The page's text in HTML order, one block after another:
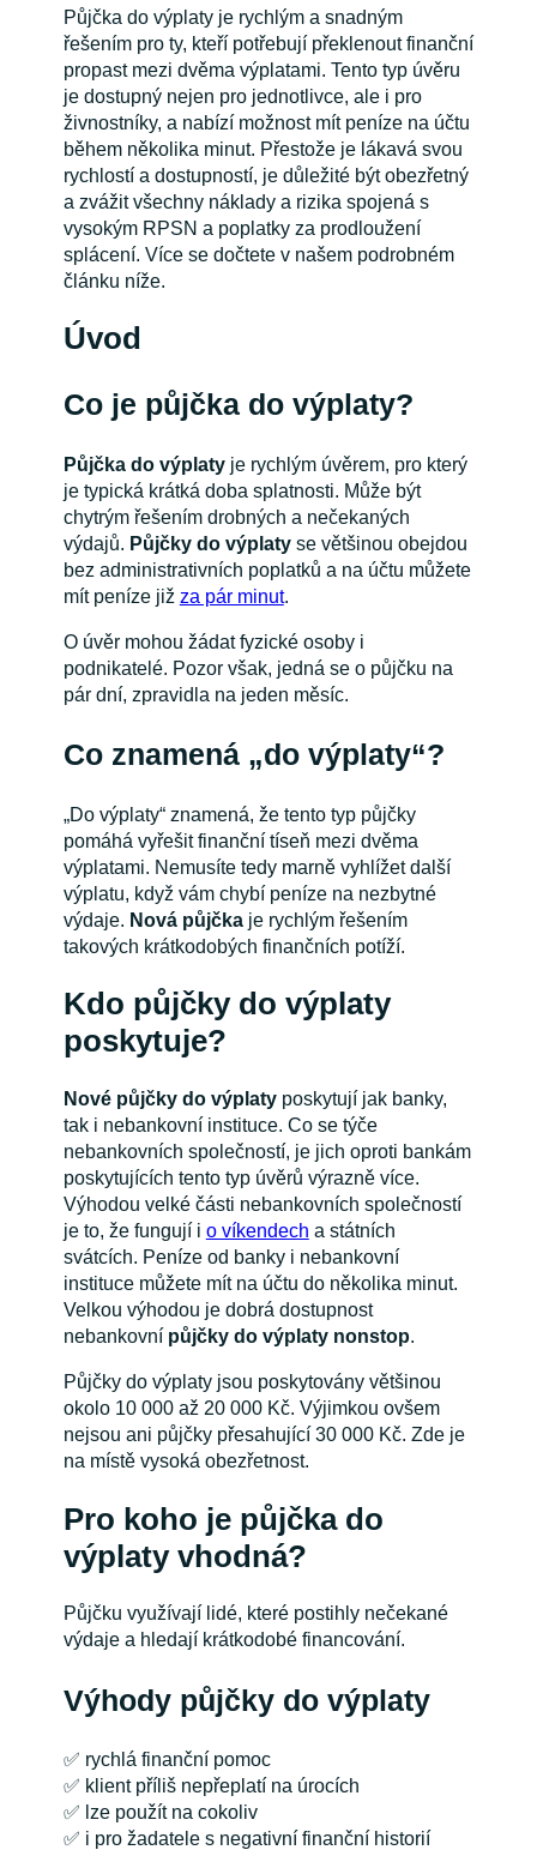
Půjčka do výplaty je rychlým a snadným
řešením pro ty, kteří potřebují překlenout finanční
propast mezi dvěma výplatami. Tento typ úvěru
je dostupný nejen pro jednotlivce, ale i pro
živnostníky, a nabízí možnost mít peníze na účtu
během několika minut. Přestože je lákavá svou
rychlostí a dostupností, je důležité být obezřetný
a zvážit všechny náklady a rizika spojená s
vysokým RPSN a poplatky za prodloužení
splácení. Více se dočtete v našem podrobném
článku níže.
Úvod
Co je půjčka do výplaty?
Půjčka do výplaty je rychlým úvěrem, pro který
je typická krátká doba splatnosti. Může být
chytrým řešením drobných a nečekaných
výdajů. Půjčky do výplatyse většinou obejdou
bez administrativních poplatků a na účtu můžete
mít peníze již za pár minut.
O úvěr mohou žádat fyzické osoby i
podnikatelé. Pozor však, jedná se o půjčku na
pár dní, zpravidla na jeden měsíc.
Co znamená „do výplaty“?
„Do výplaty“ znamená, že tento typ půjčky
pomáhá vyřešit finanční tíseň mezi dvěma
výplatami. Nemusíte tedy marně vyhlížet další
výplatu, když vám chybí peníze na nezbytné
výdaje. Nová půjčkaje rychlým řešením
takových krátkodobých finančních potíží.
Kdo půjčky do výplaty
poskytuje?
Nové půjčky do výplatyposkytují jak banky,
tak i nebankovní instituce. Co se týče
nebankovních společností, je jich oproti bankám
poskytujících tento typ úvěrů výrazně více.
Výhodou velké části nebankovních společností
je to, že fungují i o víkendech a státních
svátcích. Peníze od banky i nebankovní
instituce můžete mít na účtu do několika minut.
Velkou výhodou je dobrá dostupnost
nebankovní půjčky do výplaty nonstop.
Půjčky do výplaty jsou poskytovány většinou
okolo 10 000 až 20 000 Kč. Výjimkou ovšem
nejsou ani půjčky přesahující 30 000 Kč. Zde je
na místě vysoká obezřetnost.
Pro koho je půjčka do
výplaty vhodná?
Půjčku využívají lidé, které postihly nečekané
výdaje a hledají krátkodobé financování.
Výhody půjčky do výplaty
✅ rychlá finanční pomoc
✅ klient příliš nepřeplatí na úrocích
✅ lze použít na cokoliv
✅ i pro žadatele s negativní finanční historií